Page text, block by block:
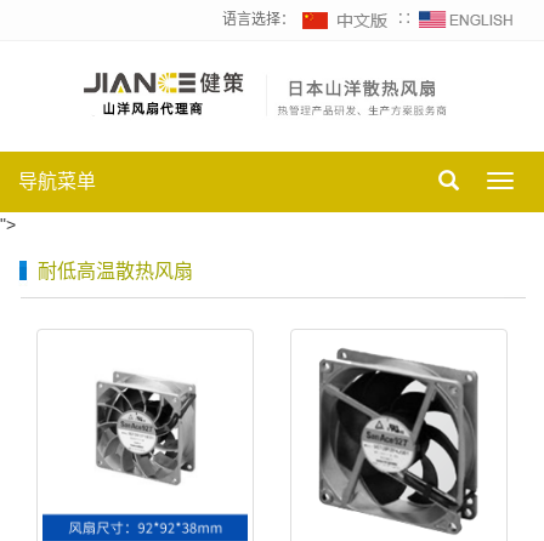
语言选择： ∷
导航菜单
">
耐低高温散热风扇